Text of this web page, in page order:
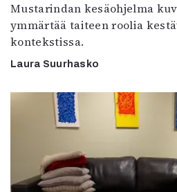
Mustarindan kesäohjelma
ymmärtää taiteen roolia
kontekstissa.
Laura Suurhasko